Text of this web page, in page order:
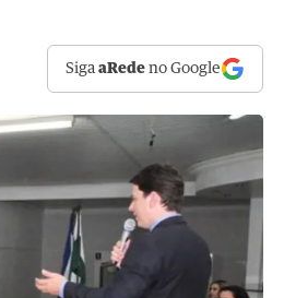
SigaaRede no Google